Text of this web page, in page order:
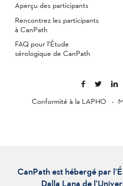
Aperçu des participants
Rencontrez les participants
à CanPath
FAQ pour l’Étude
sérologique de CanPath
Conformité à la LAPHO
CanPath est hébergé par
Dalla Lana de